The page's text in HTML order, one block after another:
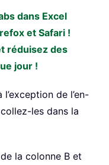
dans Excel
et Safari !
réduisez des
jour !
de l’en-
les dans la
la colonne B et